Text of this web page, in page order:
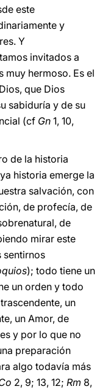
este
y
Y
invitados a
hermoso. Es el
que Dios
sabiduría y de su
(cf Gn 1, 10,
de la historia
historia emerge la
salvación, con
de profecía, de
de
mirar este
sentirnos
); todo tiene un
un orden y todo
un
un Amor, de
y por lo que no
preparación
algo todavía más
2, 9; 13, 12; Rm 8,